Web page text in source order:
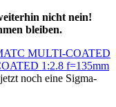
nicht nein!
bleiben.
MULTI-COATED
1:2.8 f=135mm
noch eine Sigma-